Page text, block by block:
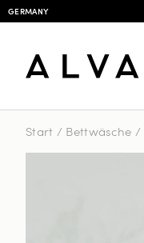
GERMANY
Start / Bettwäsche /